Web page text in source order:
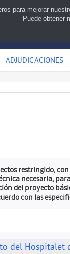
ADJUDICACIONES
restringido,
necesaria,
del proyecto
con las
del Hospitalet
para mejorar
Puede obtener